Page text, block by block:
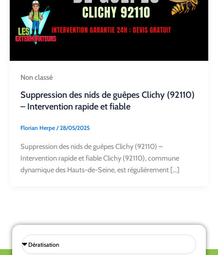
Non classé
Suppression des nids de guêpes Clichy (92110)
– Intervention rapide et fiable
Florian Herpe /28/05/2025
Suppression des nids de guêpes Clichy (92110) –
Intervention rapide et fiable Clichy (92110), commune
dynamique des Hauts-de-Seine, est régulièrement […]
Sélectionnez